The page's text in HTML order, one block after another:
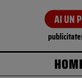
AI UN